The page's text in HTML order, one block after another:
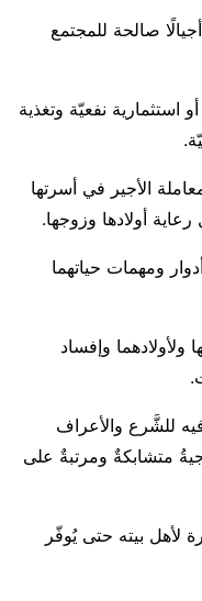
صالحة للمجتمع
استثمارية نفعيّة وتغذية
الأجير في أسرتها
أولادها وزوجها.
ومهمات حياتهما
وإفساد
للشَّرع والأعراف
متشابكةٌ ومرتبةٌ على
بيته حتى يُوفّر